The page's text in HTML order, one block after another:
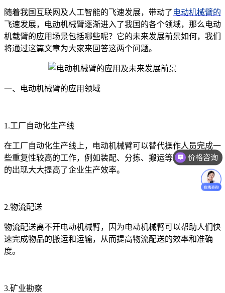
随着我国互联网及人工智能的飞速发展，带动了 电动机械臂的
飞速发展，电动机械臂逐渐进入了我国的各个领域，那么电动
机载臂的应用场景包括哪些呢？它的未来发展前景如何，我们
将通过这篇文章为大家来回答这两个问题。
一、电动机械臂的应用领域
1.工厂自动化生产线
在工厂自动化生产线上，电动机械臂可以替代操作人员完成一
些重复性较高的工作，例如装配、分拣、搬运等，电动机械臂
的出现大大提高了企业生产效率。
2.物流配送
物流配送离不开电动机械臂，因为电动机械臂可以帮助人们快
速完成物品的搬运和运输，从而提高物流配送的效率和准确
度。
3.矿业勘察
价格咨询